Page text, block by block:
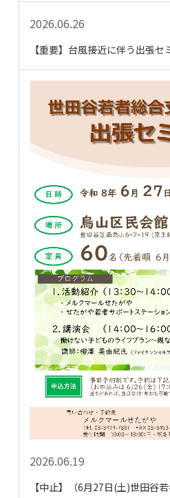
2026.06.26
【重要】台風接近に伴う出張
2026.06.19
【中止】（6月27日(土)世田谷